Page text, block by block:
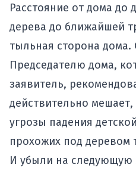
Расстояние от дома до
дерева до ближайшей
тыльная сторона
Председателю дома,
заявитель,
действительно
угрозы падения
прохожих под деревом
И убыли на следующую